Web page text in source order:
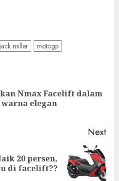
jack miller motogp
Nmax Facelift dalam
elegan
Next
20 persen,
di facelift??